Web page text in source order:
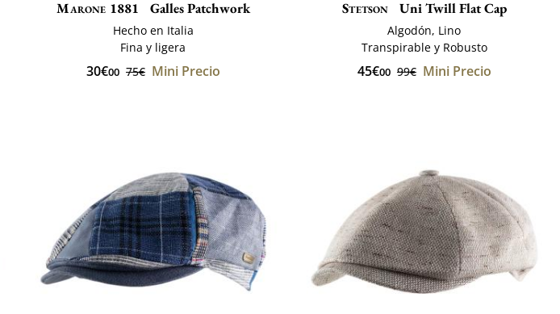
Marone 1881 Galles Patchwork
Hecho en Italia
Fina y ligera
30€00 75€ Mini Precio
Stetson Uni Twill Flat Cap
Algodón, Lino
Transpirable y Robusto
45€00 99€ Mini Precio